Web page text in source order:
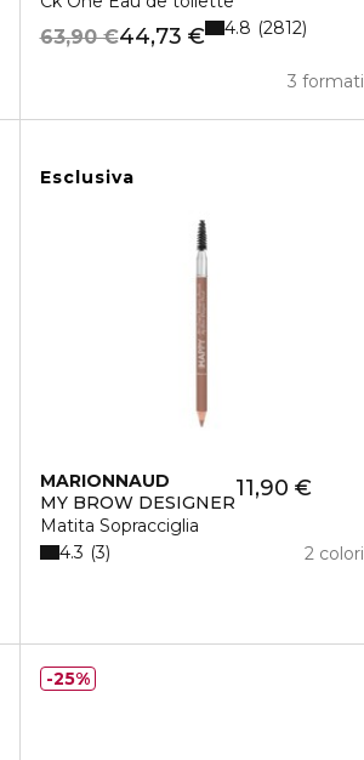
44,73 €
63,90 €
3 formati
4.8 2812
Esclusiva
MARIONNAUD
MY BROW DESIGNER
Matita Sopracciglia
11,90 €
2 colori
4.3 3
25%